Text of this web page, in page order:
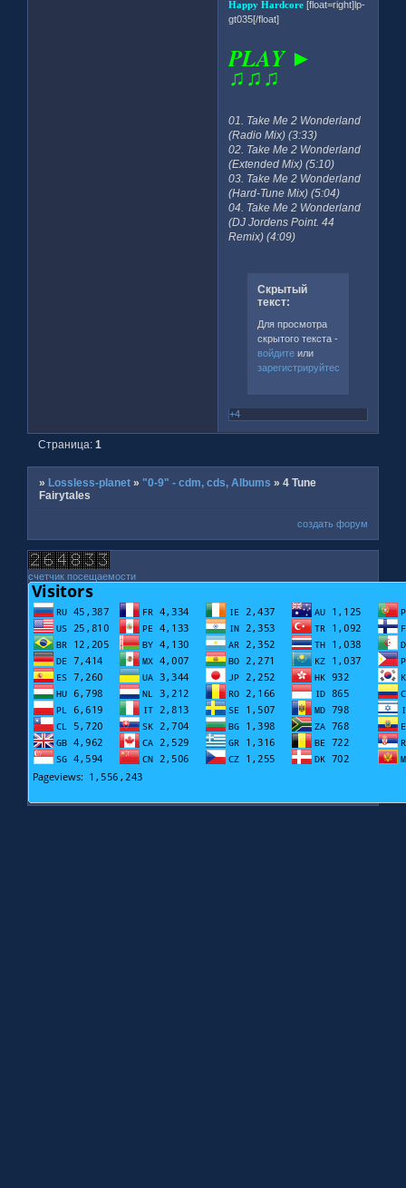
Happy Hardcore[float=right]lp-
gt035[/float]
PLAY ►
♫♫♫
01. Take Me 2 Wonderland
(Radio Mix) (3:33)
02. Take Me 2 Wonderland
(Extended Mix) (5:10)
03. Take Me 2 Wonderland
(Hard-Tune Mix) (5:04)
04. Take Me 2 Wonderland
(DJ Jordens Point. 44
Remix) (4:09)
Скрытый
текст:
Для просмотра
скрытого текста -
войдитеили
зарегистрируйтесь
+4
Страница:1
»Lossless-planet » "0-9" - cdm, cds, Albums »4 Tune
Fairytales
создать форум
счетчик посещаемости